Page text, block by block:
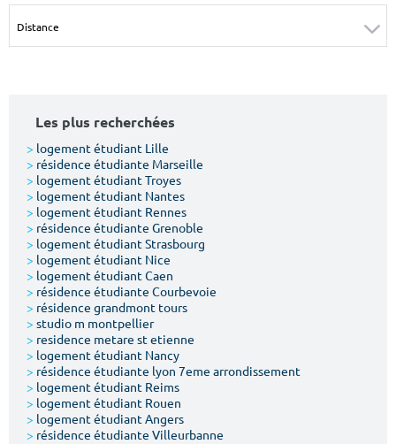
m² m²
Votre date d'entrée
Chercher
Les plus recherchées
> logement étudiant Lille
> résidence étudiante Marseille
> logement étudiant Troyes
> logement étudiant Nantes
> logement étudiant Rennes
> résidence étudiante Grenoble
> logement étudiant Strasbourg
> logement étudiant Nice
> logement étudiant Caen
> résidence étudiante Courbevoie
> résidence grandmont tours
> studio m montpellier
> residence metare st etienne
> logement étudiant Nancy
> résidence étudiante lyon 7eme arrondissement
> logement étudiant Reims
> logement étudiant Rouen
> logement étudiant Angers
> résidence étudiante Villeurbanne